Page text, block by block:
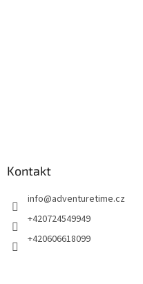
Kontakt
info@adventuretime.cz
+420724549949
+420606618099